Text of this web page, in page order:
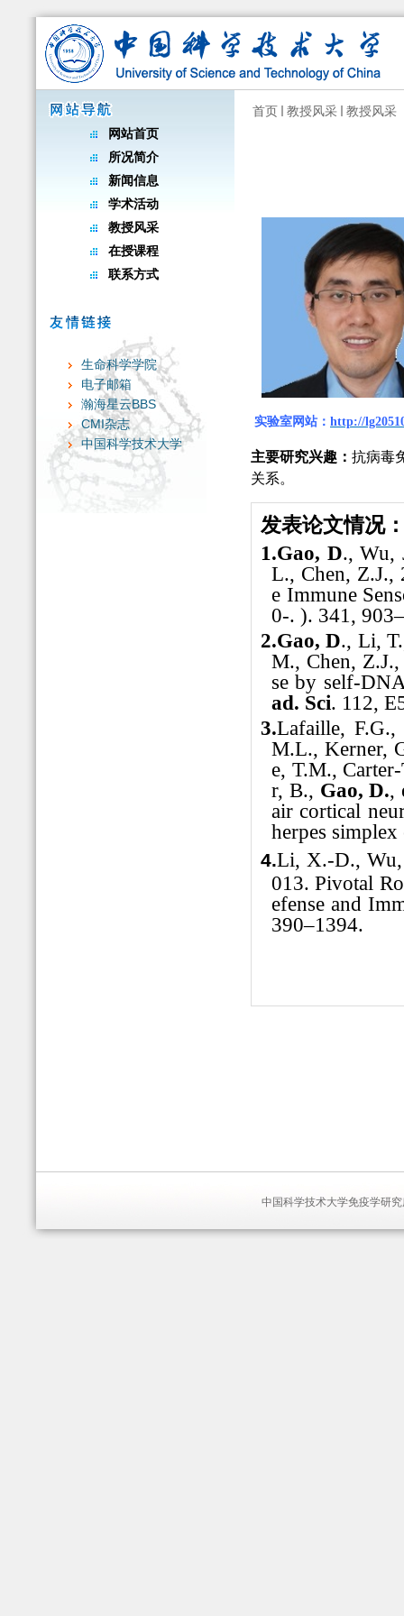
网站首页
所况简介
新闻信息
学术活动
教授风采
在授课程
联系方式
生命科学学院
电子邮箱
瀚海星云BBS
CMI杂志
中国科学技术大学
首页 教授风采 教授风采
实验室网站 ： http://
主要研究兴趣： 抗病毒
关系。
发表论文情况
1.Gao, D., Wu,
L., Chen, Z.J.,
e Immune
0-. ). 341,
2.Gao, D., Li,
M., Chen,
se by self-
ad. Sci. 112,
3.Lafaille, F.G.,
M.L., Kerner,
e, T.M.,
r, B., Gao, D.,
air cortical
herpes
4.Li, X.-D.,
013. Pivotal
efense and
390–1394.
中国科学技术大学免疫学研